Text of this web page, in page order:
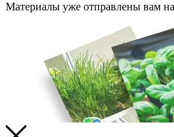
Материалы уже отправлены вам